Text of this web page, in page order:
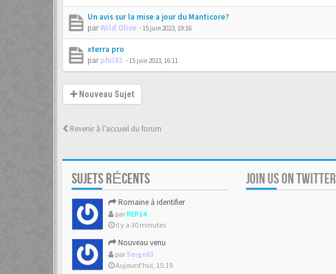
Un avis sur la mise a jour du Manticore?
parWild Olive -15 juin 2023, 19:16
xterra pro
parphil83 -15 juin 2023, 16:11
Nouveau Sujet
Revenir à l’accueil du forum
SUJETS RÉCENTS
Romaine à identifier
parREP14
il y a 30 minutes
Nouveau venu
par Serge63
Aujourd’hui, 15:19
JOIN US ON TWITTER